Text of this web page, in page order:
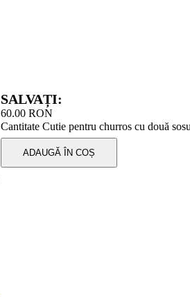
SALVAȚI:
60.00 RON
Cantitate Cutie pentru churros cu două
ADAUGĂ ÎN COȘ